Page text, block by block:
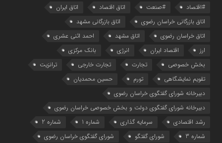
#اقتصاد #صنعت اتاق اقتصاد
اتاق ایران
اتاق بازرگانی خراسان رضوی
اتاق بازرگانی مشهد
اتاق خراسان رضوی
اتاق مشهد
احمد اثنی عشری
ارز
اقتصاد ایران انرژی
بانک مرکزی
بخش خصوصی
تجارت تجارت خارجی
ترانزیت
تقویم نمایشگاهی
تورم
حسین محمدیان
دبیرخانه شورای گفتگوی خراسان رضوی
دبیرخانه شورای گفتگوی دولت و بخش خصوصی خراسان رضوی
رشد اقتصادی
سرمایه گذاری شماره 1
شماره 2
شماره 3
شورای گفتگو شورای گفتگوی خراسان رضوی